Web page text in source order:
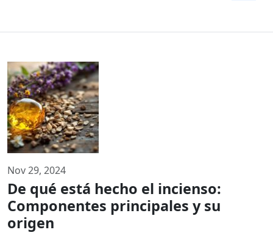
Nov 29, 2024
De qué está hecho el incienso:
Componentes principales y su
origen